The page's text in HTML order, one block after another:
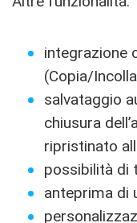
integrazione
(Copia/
salvataggio
chiusura
ripristinato
possibilità di
anteprima di